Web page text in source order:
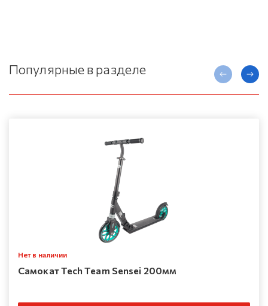
Популярные в разделе
Нет в наличии
Самокат Tech Team Sensei 200мм